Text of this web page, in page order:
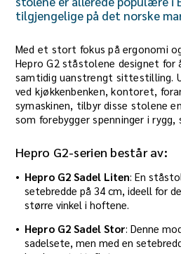
tilgjengelige på det norske
Med et stort fokus på ergonomi
Hepro G2 ståstolene designet for
samtidig uanstrengt sittestilling.
ved kjøkkenbenken, kontoret,
symaskinen, tilbyr disse stolene
som forebygger spenninger i rygg,
Hepro G2-serien består av:
Hepro G2 Sadel Liten: En
setebredde på 34 cm, ideell for
større vinkel i hoftene.
Hepro G2 Sadel Stor: Denne
sadelsete, men med en